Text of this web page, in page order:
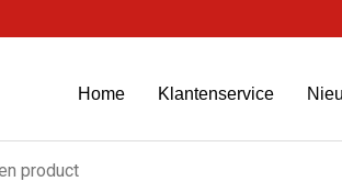
Home Klantenservice